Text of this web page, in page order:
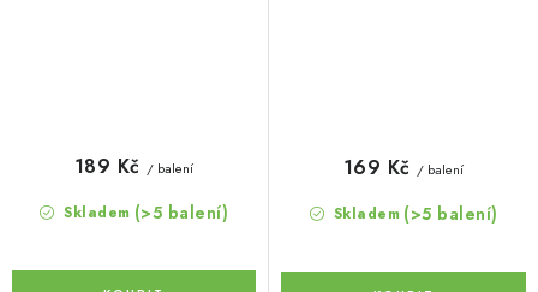
Skladem (>5 balení)
189 Kč / balení
Skladem (>5 balení)
169 Kč / balení